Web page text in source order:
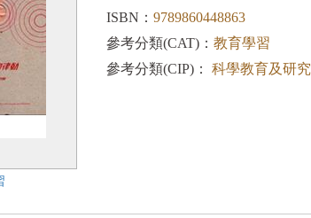
ISBN： 9789860448863
參考分類(CAT)： 教育學習
參考分類(CIP)：
科學教育及研究